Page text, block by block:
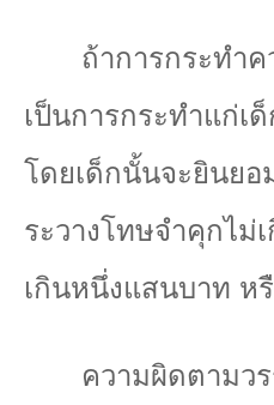
ถ้าการกระทำ
เป็นการกระทำแก่เ
โดยเด็กนั้นจะยินย
ระวางโทษจำคุกไม่
เกินหนึ่งแสนบาท ห
ความผิดตามว